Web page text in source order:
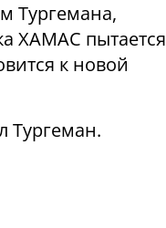
Тургемана,
ХАМАС пытается
к новой
Тургеман.